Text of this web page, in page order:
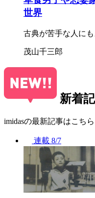
世界
古典が苦手な人に
茂山千三郎
新着
imidasの最新記事はこちら
連載 8/7